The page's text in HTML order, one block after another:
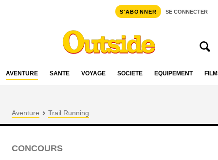
S'ABONNER SE CONNECTER
AVENTURE SANTÉ VOYAGE SOCIÉTÉ ÉQUIPEMENT
Aventure Trail Running
CONCOURS